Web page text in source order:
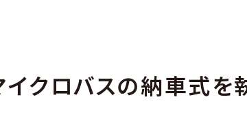
クロバスの納車式を